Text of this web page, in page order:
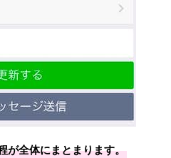
が全体にまとまります。